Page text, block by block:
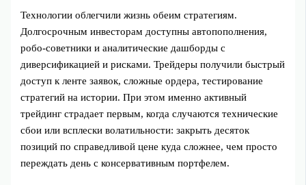
Технологии облегчили жизнь обеим стратегиям.
Долгосрочным инвесторам доступны автопополнения,
робо‑советники и аналитические дашборды с
диверсификацией и рисками. Трейдеры получили быстрый
доступ к ленте заявок, сложные ордера, тестирование
стратегий на истории. При этом именно активный
трейдинг страдает первым, когда случаются технические
сбои или всплески волатильности: закрыть десяток
позиций по справедливой цене куда сложнее, чем просто
переждать день с консервативным портфелем.